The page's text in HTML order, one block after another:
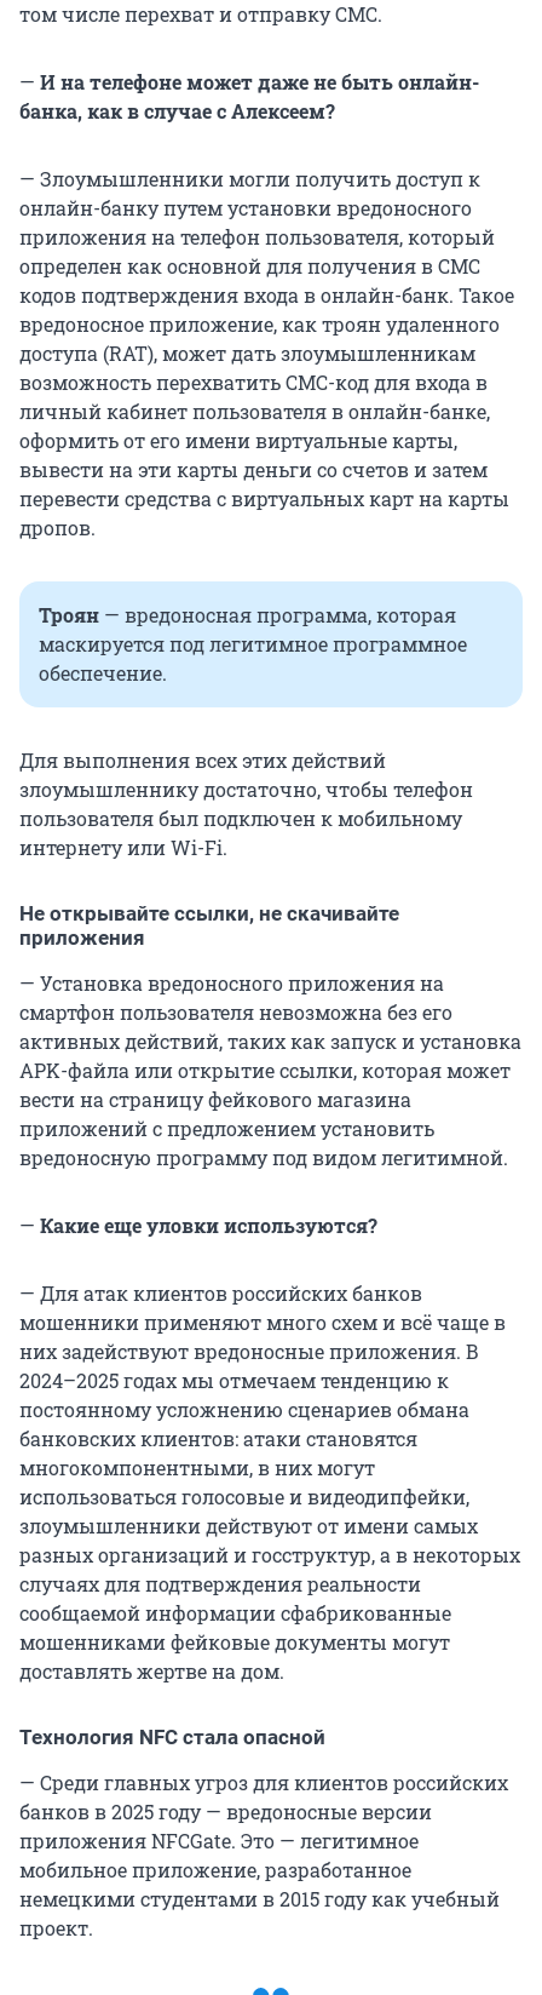
том числе перехват и отправку СМС.
— И на телефоне может даже не быть онлайн-
банка, как в случае с Алексеем?
— Злоумышленники могли получить доступ к
онлайн-банку путем установки вредоносного
приложения на телефон пользователя, который
определен как основной для получения в СМС
кодов подтверждения входа в онлайн-банк. Такое
вредоносное приложение, как троян удаленного
доступа (RAT), может дать злоумышленникам
возможность перехватить СМС-код для входа в
личный кабинет пользователя в онлайн-банке,
оформить от его имени виртуальные карты,
вывести на эти карты деньги со счетов и затем
перевести средства с виртуальных карт на карты
дропов.
Троян — вредоносная программа, которая
маскируется под легитимное программное
обеспечение.
Для выполнения всех этих действий
злоумышленнику достаточно, чтобы телефон
пользователя был подключен к мобильному
интернету или Wi-Fi.
Не открывайте ссылки, не скачивайте
приложения
— Установка вредоносного приложения на
смартфон пользователя невозможна без его
активных действий, таких как запуск и установка
APK-файла или открытие ссылки, которая может
вести на страницу фейкового магазина
приложений с предложением установить
вредоносную программу под видом легитимной.
— Какие еще уловки используются?
— Для атак клиентов российских банков
мошенники применяют много схем и всё чаще в
них задействуют вредоносные приложения. В
2024–2025 годах мы отмечаем тенденцию к
постоянному усложнению сценариев обмана
банковских клиентов: атаки становятся
многокомпонентными, в них могут
использоваться голосовые и видеодипфейки,
злоумышленники действуют от имени самых
разных организаций и госструктур, а в некоторых
случаях для подтверждения реальности
сообщаемой информации сфабрикованные
мошенниками фейковые документы могут
доставлять жертве на дом.
Технология NFC стала опасной
— Среди главных угроз для клиентов российских
банков в 2025 году — вредоносные версии
приложения NFCGate. Это — легитимное
мобильное приложение, разработанное
немецкими студентами в 2015 году как учебный
проект.